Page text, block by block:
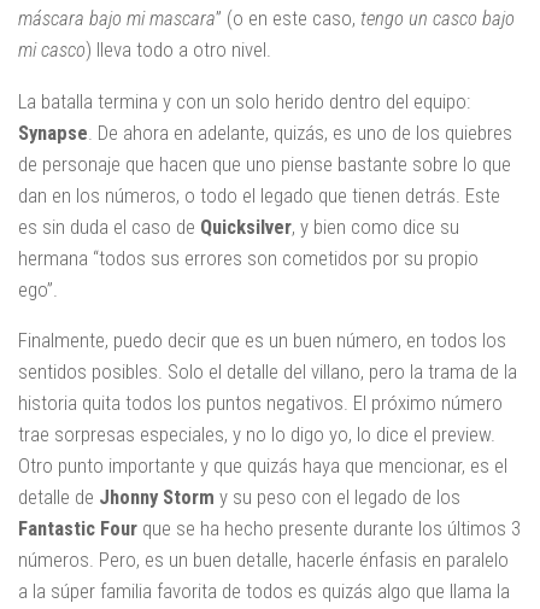
máscara bajo mi mascara” (o en este caso, tengo un casco bajo
mi casco) lleva todo a otro nivel.
La batalla termina y con un solo herido dentro del equipo:
Synapse . De ahora en adelante, quizás, es uno de los quiebres
de personaje que hacen que uno piense bastante sobre lo que
dan en los números, o todo el legado que tienen detrás. Este
es sin duda el caso de Quicksilver, y bien como dice su
hermana “todos sus errores son cometidos por su propio
ego”.
Finalmente, puedo decir que es un buen número, en todos los
sentidos posibles. Solo el detalle del villano, pero la trama de la
historia quita todos los puntos negativos. El próximo número
trae sorpresas especiales, y no lo digo yo, lo dice el preview.
Otro punto importante y que quizás haya que mencionar, es el
detalle de Jhonny Storm y su peso con el legado de los
Fantastic Four que se ha hecho presente durante los últimos 3
números. Pero, es un buen detalle, hacerle énfasis en paralelo
a la súper familia favorita de todos es quizás algo que llama la